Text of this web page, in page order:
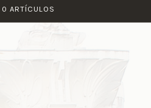
0 ARTÍCULOS